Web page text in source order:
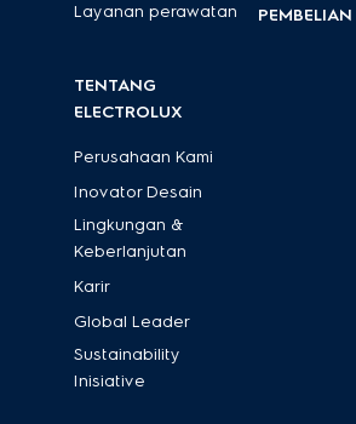
Layanan perawatan
TENTANG
ELECTROLUX
Perusahaan Kami
Inovator Desain
Lingkungan &
Keberlanjutan
Karir
Global Leader
Sustainability
Inisiative
PEMBELIAN